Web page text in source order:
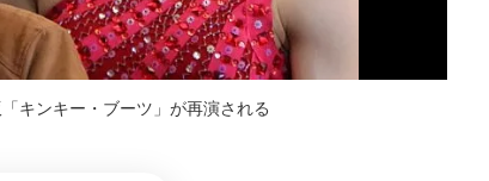
キンキー・ブーツ」が再演される